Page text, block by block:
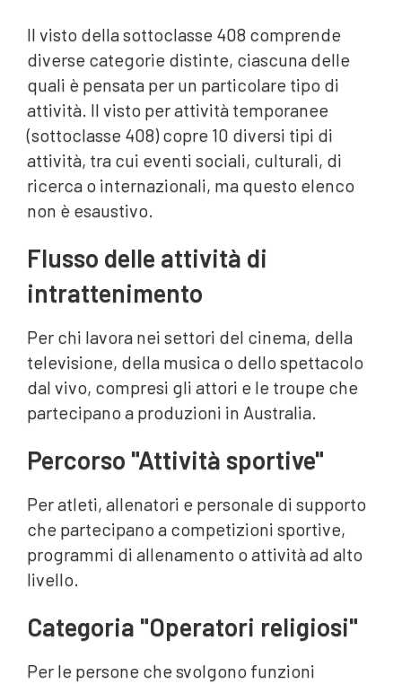
Il visto della sottoclasse 408 comprende
diverse categorie distinte, ciascuna delle
quali è pensata per un particolare tipo di
attività. Il visto per attività temporanee
(sottoclasse 408) copre 10 diversi tipi di
attività, tra cui eventi sociali, culturali, di
ricerca o internazionali, ma questo elenco
non è esaustivo.
Flusso delle attività di
intrattenimento
Per chi lavora nei settori del cinema, della
televisione, della musica o dello spettacolo
dal vivo, compresi gli attori e le troupe che
partecipano a produzioni in Australia.
Percorso "Attività sportive"
Per atleti, allenatori e personale di supporto
che partecipano a competizioni sportive,
programmi di allenamento o attività ad alto
livello.
Categoria "Operatori religiosi"
Per le persone che svolgono funzioni